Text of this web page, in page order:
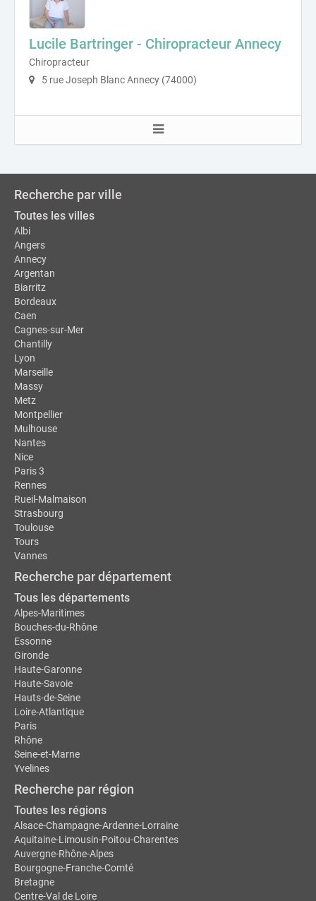
Lucile Bartringer - Chiropracteur Annecy
Chiropracteur
5 rue Joseph Blanc Annecy (74000)
Recherche par ville
Toutes les villes
Albi
Angers
Annecy
Argentan
Biarritz
Bordeaux
Caen
Cagnes-sur-Mer
Chantilly
Lyon
Marseille
Massy
Metz
Montpellier
Mulhouse
Nantes
Nice
Paris 3
Rennes
Rueil-Malmaison
Strasbourg
Toulouse
Tours
Vannes
Recherche par département
Tous les départements
Alpes-Maritimes
Bouches-du-Rhône
Essonne
Gironde
Haute-Garonne
Haute-Savoie
Hauts-de-Seine
Loire-Atlantique
Paris
Rhône
Seine-et-Marne
Yvelines
Recherche par région
Toutes les régions
Alsace-Champagne-Ardenne-Lorraine
Aquitaine-Limousin-Poitou-Charentes
Auvergne-Rhône-Alpes
Bourgogne-Franche-Comté
Bretagne
Centre-Val de Loire